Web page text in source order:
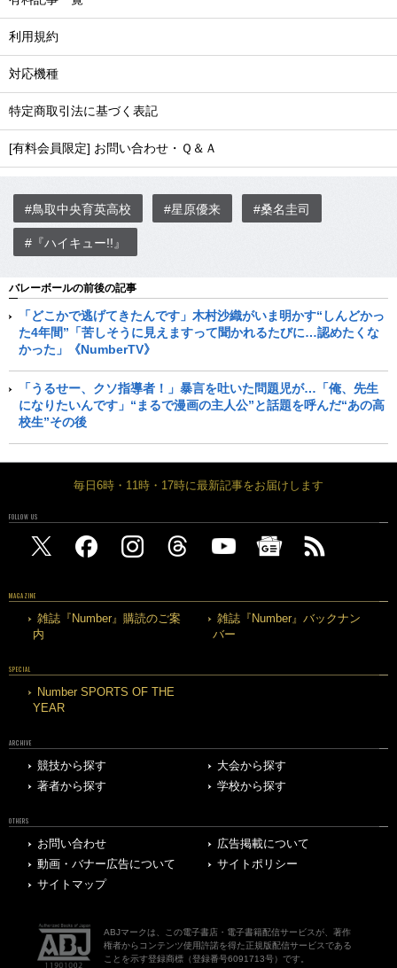
利用規約
対応機種
特定商取引法に基づく表記
[有料会員限定] お問い合わせ・Ｑ＆Ａ
#鳥取中央育英高校 #星原優来 #桑名圭司
#『ハイキュー!!』
バレーボールの前後の記事
「どこかで逃げてきたんです」木村沙織がいま明かす“しんどかっ
た4年間”「苦しそうに見えますって聞かれるたびに…認めたくな
かった」《NumberTV》
「うるせー、クソ指導者！」暴言を吐いた問題児が…「俺、先生
になりたいんです」“まるで漫画の主人公”と話題を呼んだ“あの高
校生”その後
毎日6時・11時・17時に最新記事をお届けします
FOLLOW US
MAGAZINE
雑誌『Number』購読のご案
内
雑誌『Number』バックナン
バー
SPECIAL
Number SPORTS OF THE
YEAR
ARCHIVE
競技から探す
大会から探す
著者から探す
学校から探す
OTHERS
お問い合わせ
広告掲載について
動画・バナー広告について
サイトポリシー
サイトマップ
ABJマークは、この電子書店・電子書籍配信サービスが、著作
権者からコンテンツ使用許諾を得た正規版配信サービスである
ことを示す登録商標（登録番号6091713号）です。